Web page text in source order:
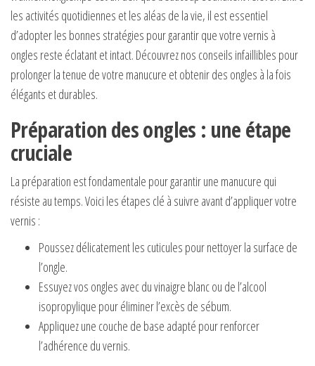
les activités quotidiennes et les aléas de la vie, il est essentiel
d’adopter les bonnes stratégies pour garantir que votre vernis à
ongles reste éclatant et intact. Découvrez nos conseils infaillibles pour
prolonger la tenue de votre manucure et obtenir des ongles à la fois
élégants et durables.
Préparation des ongles : une étape
cruciale
La préparation est fondamentale pour garantir une manucure qui
résiste au temps. Voici les étapes clé à suivre avant d’appliquer votre
vernis :
Poussez délicatement les cuticules pour nettoyer la surface de
l’ongle.
Essuyez vos ongles avec du vinaigre blanc ou de l’alcool
isopropylique pour éliminer l’excès de sébum.
Appliquez une couche de base adapté pour renforcer
l’adhérence du vernis.